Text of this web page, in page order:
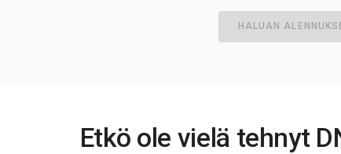
HALUAN
Etkö ole vielä tehnyt